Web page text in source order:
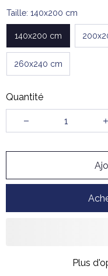
Taille: 140x200 cm
140x200 cm
260x240 cm
Quantité
Plus